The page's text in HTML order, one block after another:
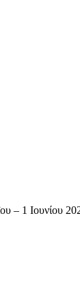
– 1 Ιουνίου